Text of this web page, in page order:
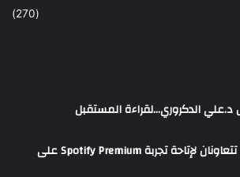
(270)
الدكروري…لقراءة المستقبل
سامسونج وSpotify تتعاونان لإتاحة تجربة Spotify Premium على